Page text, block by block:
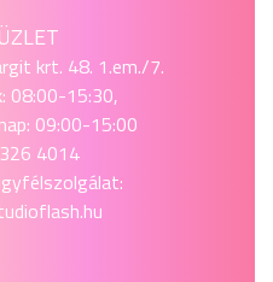
krt. 48. 1.em./7.
08:00-15:30,
09:00-15:00
4014